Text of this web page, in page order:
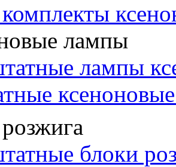
лампы
лампы
блоки